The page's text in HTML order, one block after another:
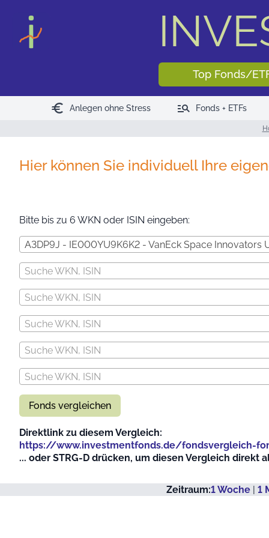
Top Fonds/
euro Anlegen ohne Stress manage_search Fonds + ETFs
Hier können Sie individuell Ihre
Bitte bis zu 6 WKN oder ISIN eingeben:
Suche WKN, ISIN
Suche WKN, ISIN
Suche WKN, ISIN
Suche WKN, ISIN
Suche WKN, ISIN
Fonds vergleichen
Direktlink zu diesem Vergleich:
https://www.investmentfonds.de/fondsvergleich-
... oder STRG-D drücken, um diesen Vergleich direkt
Zeitraum:1 Woche | 1